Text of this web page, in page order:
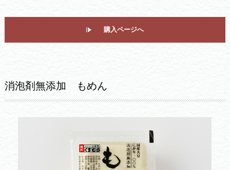
購入ページへ
消泡剤無添加 もめん